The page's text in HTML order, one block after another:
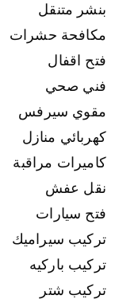
بنشر متنقل
مكافحة حشرات
فتح اقفال
فني صحي
مقوي سيرفس
كهربائي منازل
كاميرات مراقبة
نقل عفش
فتح سيارات
تركيب سيراميك
تركيب باركيه
تركيب شتر